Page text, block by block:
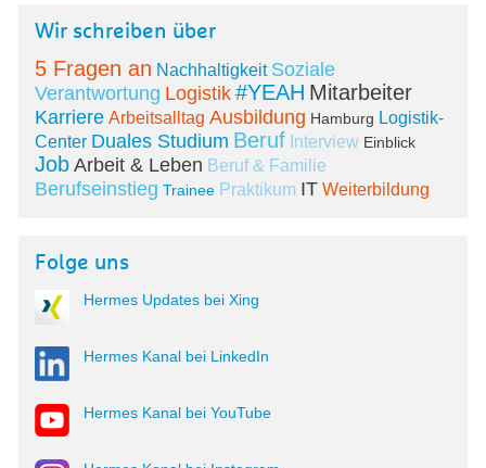
Wir schreiben über
5 Fragen an Nachhaltigkeit Soziale
Verantwortung Logistik #YEAH Mitarbeiter
Karriere Arbeitsalltag Ausbildung Hamburg Logistik-
Center Duales Studium Beruf Interview Einblick
Job Arbeit & Leben Beruf & Familie
Berufseinstieg Trainee Praktikum IT Weiterbildung
Folge uns
Hermes Updates bei Xing
Hermes Kanal bei LinkedIn
Hermes Kanal bei YouTube